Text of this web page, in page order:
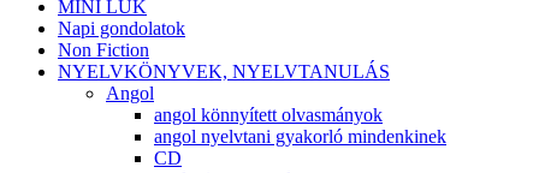
MINI LÜK
Napi gondolatok
Non Fiction
NYELVKÖNYVEK, NYELVTANULÁS
Angol
angol könnyített olvasmányok
angol nyelvtani gyakorló mindenkinek
CD